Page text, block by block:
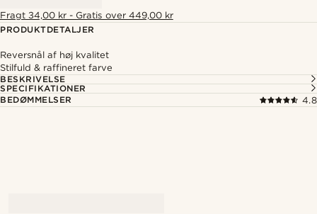
Fragt 34,00 kr - Gratis over 449,00 kr
PRODUKTDETALJER
Reversnål af høj kvalitet
Stilfuld & raffineret farve
BESKRIVELSE
SPECIFIKATIONER
BEDØMMELSER
4.8